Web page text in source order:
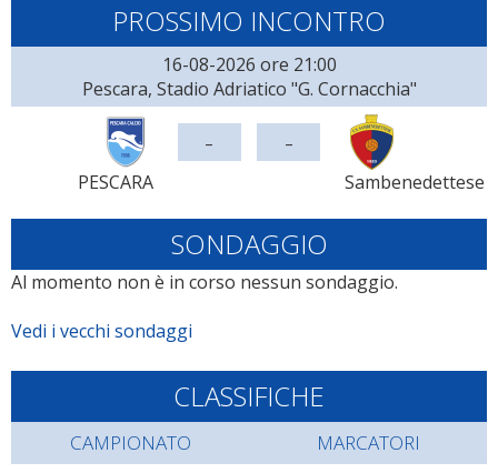
PROSSIMO INCONTRO
16-08-2026 ore 21:00
Pescara, Stadio Adriatico "G. Cornacchia"
PESCARA
- -
Sambenedettese
SONDAGGIO
Al momento non è in corso nessun sondaggio.
Vedi i vecchi sondaggi
CLASSIFICHE
CAMPIONATO MARCATORI